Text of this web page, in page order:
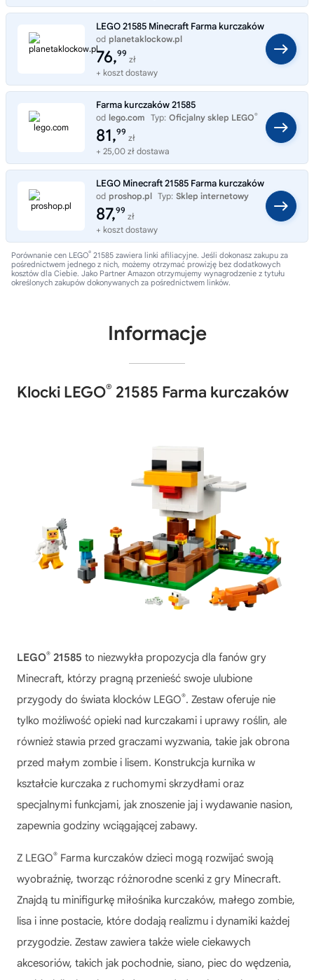
LEGO 21585 Minecraft Farma kurczaków
od planetaklockow.pl
Typ:
Sklep internetowy
76,99
zł
+ koszt dostawy
Farma kurczaków 21585
od lego.com Typ: Oficjalny sklep LEGO®
81,99
zł
+ 25,00 zł dostawa
LEGO Minecraft 21585 Farma kurczaków
od proshop.pl Typ: Sklep internetowy
87,99
zł
+ koszt dostawy
Porównanie cen LEGO® 21585 zawiera linki afiliacyjne. Jeśli dokonasz zakupu za
pośrednictwem jednego z nich, możemy otrzymać prowizję bez dodatkowych
kosztów dla Ciebie. Jako Partner Amazon otrzymujemy wynagrodzenie z tytułu
określonych zakupów dokonywanych za pośrednictwem linków.
Informacje
Klocki LEGO® 21585 Farma kurczaków
LEGO® 21585 to niezwykła propozycja dla fanów gry
Minecraft, którzy pragną przenieść swoje ulubione
przygody do świata klocków LEGO®. Zestaw oferuje nie
tylko możliwość opieki nad kurczakami i uprawy roślin, ale
również stawia przed graczami wyzwania, takie jak obrona
przed małym zombie i lisem. Konstrukcja kurnika w
kształcie kurczaka z ruchomymi skrzydłami oraz
specjalnymi funkcjami, jak znoszenie jaj i wydawanie nasion,
zapewnia godziny wciągającej zabawy.
Z LEGO® Farma kurczaków dzieci mogą rozwijać swoją
wyobraźnię, tworząc różnorodne scenki z gry Minecraft.
Znajdą tu minifigurkę miłośnika kurczaków, małego zombie,
lisa i inne postacie, które dodają realizmu i dynamiki każdej
przygodzie. Zestaw zawiera także wiele ciekawych
akcesoriów, takich jak pochodnie, siano, piec do wędzenia,